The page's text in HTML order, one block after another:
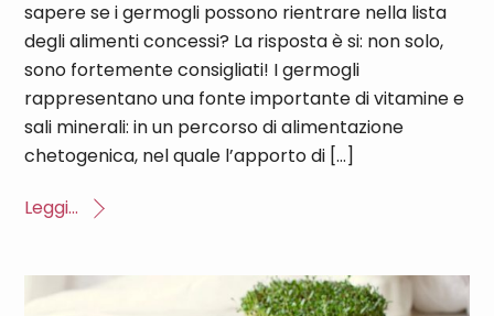
sapere se i germogli possono rientrare nella lista
degli alimenti concessi? La risposta è si: non solo,
sono fortemente consigliati! I germogli
rappresentano una fonte importante di vitamine e
sali minerali: in un percorso di alimentazione
chetogenica, nel quale l’apporto di […]
Leggi...